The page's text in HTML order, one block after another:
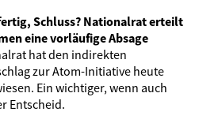
Schluss? Nationalrat erteilt
eine vorläufige Absage
hat den indirekten
zur Atom-Initiative heute
Ein wichtiger, wenn auch
Entscheid.